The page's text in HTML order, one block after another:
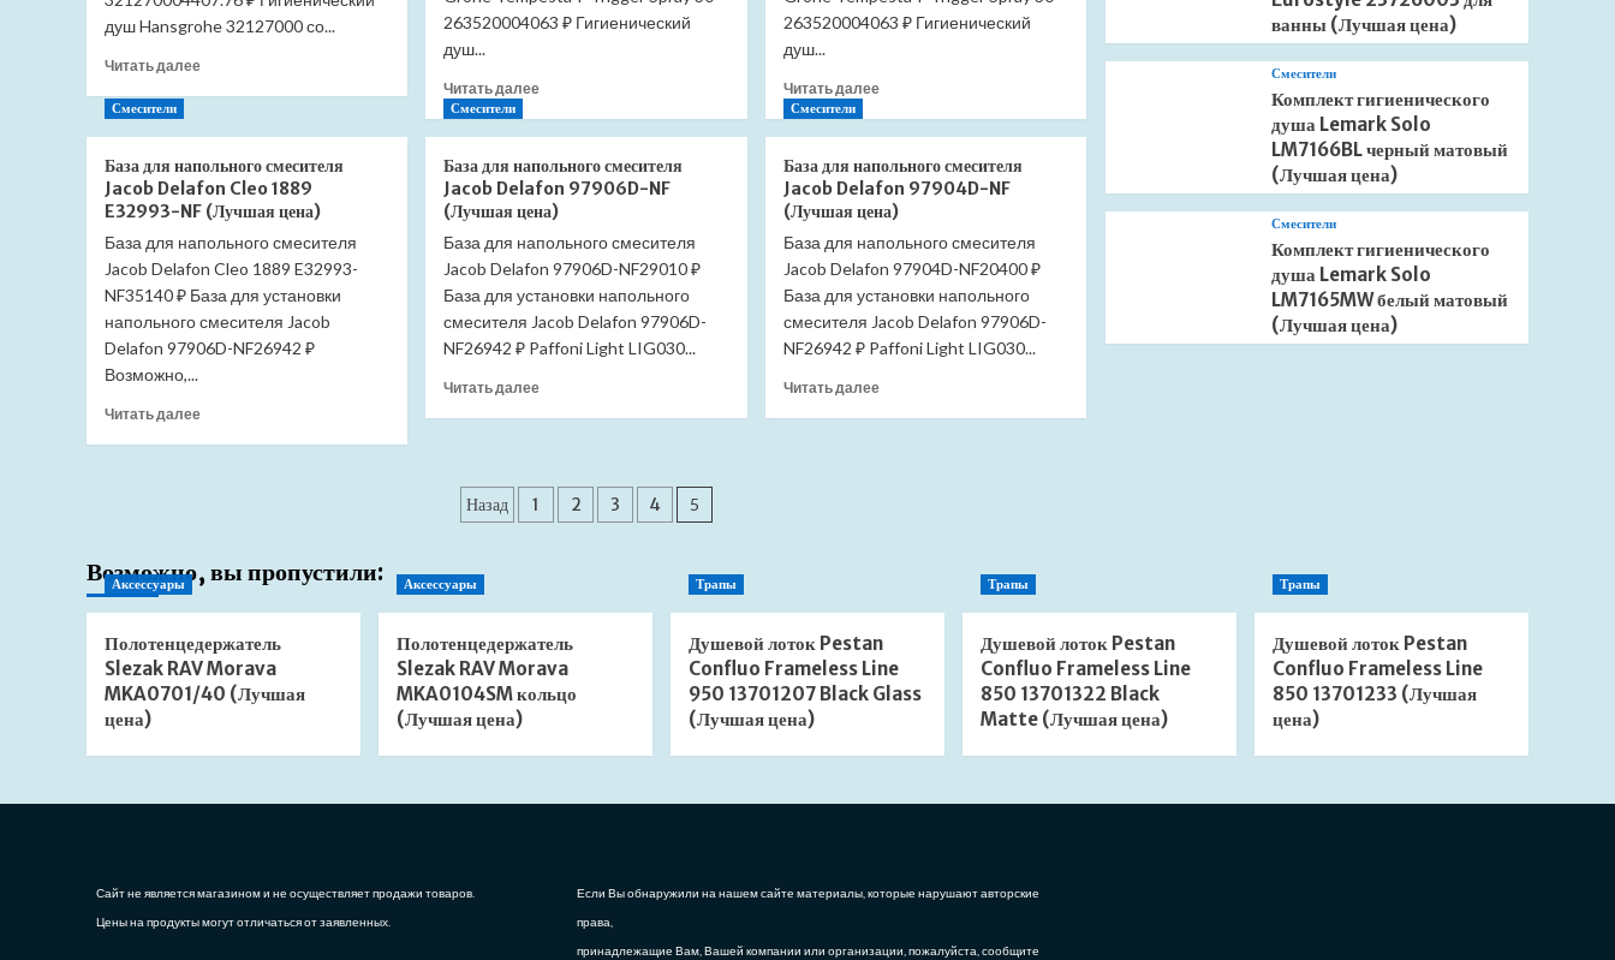
душ Hansgrohe 32127000 со...
Читать далееПрочитать
Hansgrohe
32127000
(Лучшая
цена)
263520004063 ₽ Гигиенический
душ...
Читать далееПрочитать
душ
Grohe
Tempesta-
F
Trigger
Spray
(Лучшая
263520004063 ₽ Гигиенический
душ...
Читать далееПрочитать
душ
Grohe
Tempesta-
F
Trigger
Spray
(Лучшая
цена)
Смесители
База для напольного смесителя
Jacob Delafon Cleo 1889
E32993-NF (Лучшая цена)
База для напольного смесителя
Jacob Delafon Cleo 1889 E32993-
NF35140 ₽ База для установки
напольного смесителя Jacob
Delafon 97906D-NF26942 ₽
Возможно,...
Читать далееПрочитать
Jacob
Cleo
1889
E32993-
NF
(Лучшая
Смесители
База для напольного смесителя
Jacob Delafon 97906D-NF
(Лучшая цена)
База для напольного смесителя
Jacob Delafon 97906D-NF29010 ₽
База для установки напольного
смесителя Jacob Delafon 97906D-
NF26942 ₽ Paffoni Light LIG030...
Читать далееПрочитать
напольного
смесителя
NF
Смесители
База для напольного смесителя
Jacob Delafon 97904D-NF
(Лучшая цена)
База для напольного смесителя
Jacob Delafon 97904D-NF20400 ₽
База для установки напольного
смесителя Jacob Delafon 97906D-
NF26942 ₽ Paffoni Light LIG030...
Читать далееПрочитать
NF
(Лучшая
Пагинация
Назад 1 2 3 4 5
ванны (Лучшая цена)
Смесители
Комплект гигиенического
душа Lemark Solo
LM7166BL черный матовый
(Лучшая цена)
Смесители
Комплект гигиенического
душа Lemark Solo
LM7165MW белый матовый
(Лучшая цена)
Возможно, вы пропустили:
Аксессуары
Полотенцедержатель
Slezak RAV Morava
MKA0701/40 (Лучшая
цена)
Аксессуары
Полотенцедержатель
Slezak RAV Morava
MKA0104SM кольцо
(Лучшая цена)
Трапы
Душевой лоток Pestan
Confluo Frameless Line
950 13701207 Black Glass
(Лучшая цена)
Трапы
Душевой лоток Pestan
Confluo Frameless Line
850 13701322 Black
Matte (Лучшая цена)
Трапы
Душевой лоток Pestan
Confluo Frameless Line
850 13701233 (Лучшая
цена)
Сайт не является магазином и не осуществляет продажи товаров.
Цены на продукты могут отличаться от заявленных.
Если Вы обнаружили на нашем сайте материалы, которые нарушают авторские
права,
принадлежащие Вам, Вашей компании или организации, пожалуйста, сообщите